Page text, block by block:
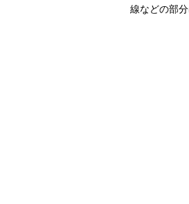
線などの部